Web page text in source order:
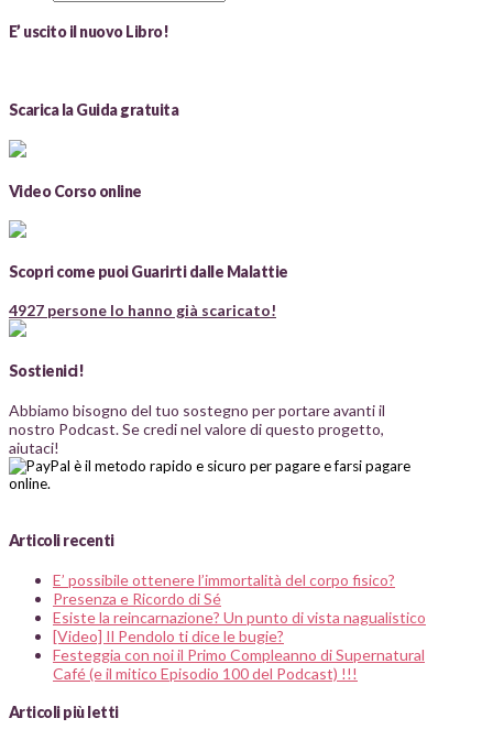
E’ uscito il nuovo Libro!
Scarica la Guida gratuita
Video Corso online
Scopri come puoi Guarirti dalle Malattie
4927 persone lo hanno già scaricato!
Sostienici!
Abbiamo bisogno del tuo sostegno per portare avanti il
nostro Podcast. Se credi nel valore di questo progetto,
aiutaci!
Articoli recenti
E’ possibile ottenere l’immortalità del corpo fisico?
Presenza e Ricordo di Sé
Esiste la reincarnazione? Un punto di vista nagualistico
[Video] Il Pendolo ti dice le bugie?
Festeggia con noi il Primo Compleanno di Supernatural
Café (e il mitico Episodio 100 del Podcast) !!!
Articoli più letti